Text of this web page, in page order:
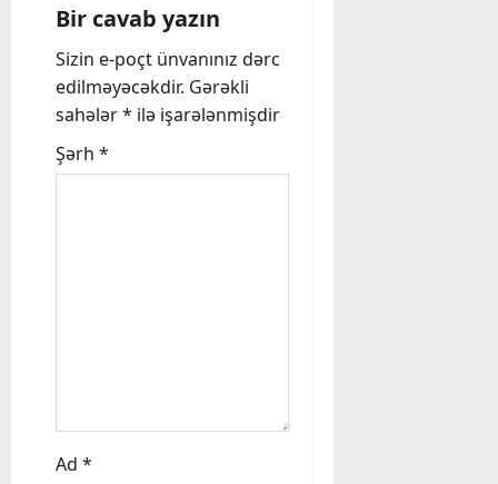
Bir cavab yazın
Sizin e-poçt ünvanınız dərc
edilməyəcəkdir. Gərəkli
sahələr* ilə işarələnmişdir
Şərh *
Ad *